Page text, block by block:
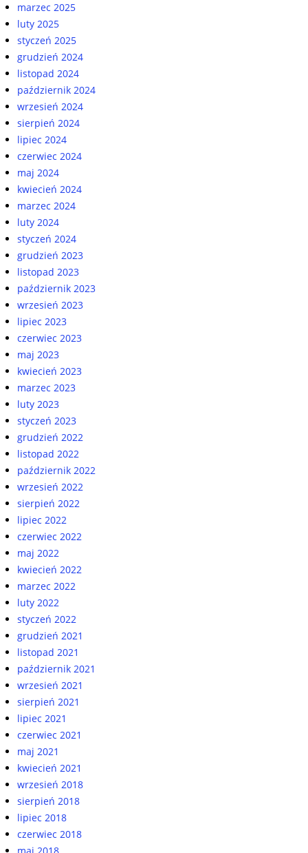
marzec 2025
luty 2025
styczeń 2025
grudzień 2024
listopad 2024
październik 2024
wrzesień 2024
sierpień 2024
lipiec 2024
czerwiec 2024
maj 2024
kwiecień 2024
marzec 2024
luty 2024
styczeń 2024
grudzień 2023
listopad 2023
październik 2023
wrzesień 2023
lipiec 2023
czerwiec 2023
maj 2023
kwiecień 2023
marzec 2023
luty 2023
styczeń 2023
grudzień 2022
listopad 2022
październik 2022
wrzesień 2022
sierpień 2022
lipiec 2022
czerwiec 2022
maj 2022
kwiecień 2022
marzec 2022
luty 2022
styczeń 2022
grudzień 2021
listopad 2021
październik 2021
wrzesień 2021
sierpień 2021
lipiec 2021
czerwiec 2021
maj 2021
kwiecień 2021
wrzesień 2018
sierpień 2018
lipiec 2018
czerwiec 2018